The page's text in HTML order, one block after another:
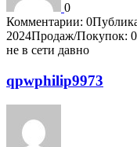
0
Комментарии: 0
2024Продаж/Покупок:
не в сети давно
qpwphilip9973